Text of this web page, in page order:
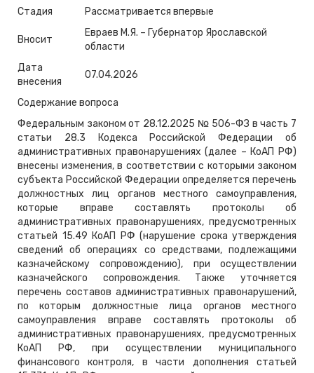
Стадия Рассматривается впервые
Вносит
Евраев М.Я. – Губернатор Ярославской
области
Дата
внесения
07.04.2026
Содержание вопроса
Федеральным законом от 28.12.2025 № 506-ФЗ в часть 7
статьи 28.3 Кодекса Российской Федерации об
административных правонарушениях (далее – КоАП РФ)
внесены изменения, в соответствии с которыми законом
субъекта Российской Федерации определяется перечень
должностных лиц органов местного самоуправления,
которые вправе составлять протоколы об
административных правонарушениях, предусмотренных
статьей 15.49 КоАП РФ (нарушение срока утверждения
сведений об операциях со средствами, подлежащими
казначейскому сопровождению), при осуществлении
казначейского сопровождения. Также уточняется
перечень составов административных правонарушений,
по которым должностные лица органов местного
самоуправления вправе составлять протоколы об
административных правонарушениях, предусмотренных
КоАП РФ, при осуществлении муниципального
финансового контроля, в части дополнения статьей